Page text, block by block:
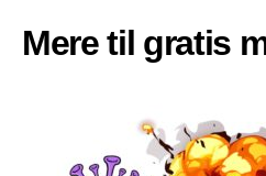
Mere til gratis